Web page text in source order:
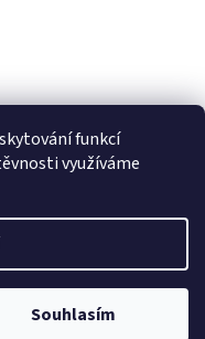
funkcí
využíváme
Souhlasím
práva vyhrazena.